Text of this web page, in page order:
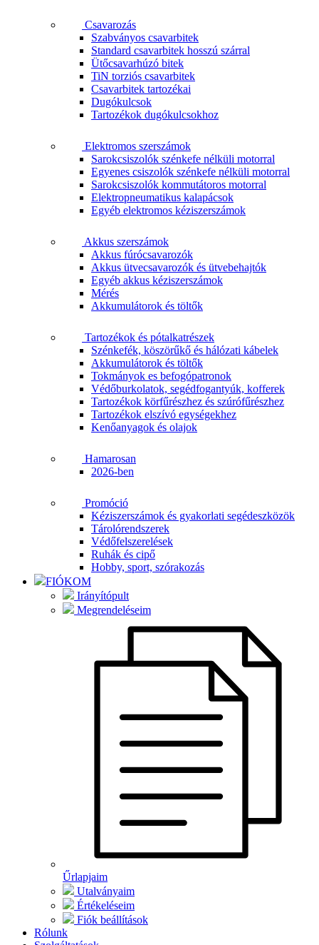
Csavarozás
Szabványos csavarbitek
Standard csavarbitek hosszú szárral
Ütőcsavarhúzó bitek
TiN torziós csavarbitek
Csavarbitek tartozékai
Dugókulcsok
Tartozékok dugókulcsokhoz
Elektromos szerszámok
Sarokcsiszolók szénkefe nélküli motorral
Egyenes csiszolók szénkefe nélküli motorral
Sarokcsiszolók kommutátoros motorral
Elektropneumatikus kalapácsok
Egyéb elektromos kéziszerszámok
Akkus szerszámok
Akkus fúrócsavarozók
Akkus ütvecsavarozók és ütvebehajtók
Egyéb akkus kéziszerszámok
Mérés
Akkumulátorok és töltők
Tartozékok és pótalkatrészek
Szénkefék, köszörűkő és hálózati kábelek
Akkumulátorok és töltők
Tokmányok es befogópatronok
Védőburkolatok, segédfogantyúk, kofferek
Tartozékok körfűrészhez és szúrófűrészhez
Tartozékok elszívó egységekhez
Kenőanyagok és olajok
Hamarosan
2026-ben
Promóció
Kéziszerszámok és gyakorlati segédeszközök
Tárolórendszerek
Védőfelszerelések
Ruhák és cipő
Hobby, sport, szórakozás
FIÓKOM
Irányítópult
Megrendeléseim
Űrlapjaim
Utalványaim
Értékeléseim
Fiók beállítások
Rólunk